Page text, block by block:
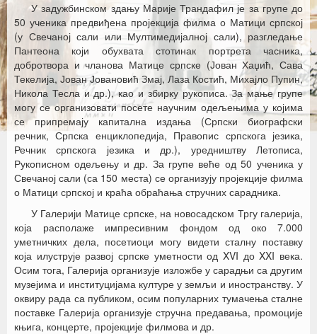
У задужбинском здању Марије Трандафил је за групе до
50 ученика предвиђена пројекција филма о Матици српској
(у Свечаној сали или Мултимедијалној сали), разгледање
Пантеона који обухвата стотинак портрета часника,
добротвора и чланова Матице српске (Јован Хаџић, Сава
Текелија, Јован Јовановић Змај, Лаза Костић, Михајло Пупин,
Никола Тесла и др.), као и збирку рукописа. За мање групе
могу се организовати посете научним одељењима у којима
се припремају капитална издања (Српски биографски
речник, Српска енциклопедија, Правопис српскога језика,
Речник српскога језика и др.), уредништву Летописа,
Рукописном одељењу и др. За групе веће од 50 ученика у
Свечаној сали (са 150 места) се организују пројекције филма
о Матици српској и краћа обраћања стручних сарадника.
У Галерији Матице српске, на новосадском Тргу галерија,
која располаже импресивним фондом од око 7.000
уметничких дела, посетиоци могу видети сталну поставку
која илуструје развој српске уметности од XVI до XXI века.
Осим тога, Галерија организује изложбе у сарадњи са другим
музејима и институцијама културе у земљи и иностранству. У
оквиру рада са публиком, осим популарних тумачења сталне
поставке Галерија организује стручна предавања, промоције
књига, концерте, пројекције филмова и др.